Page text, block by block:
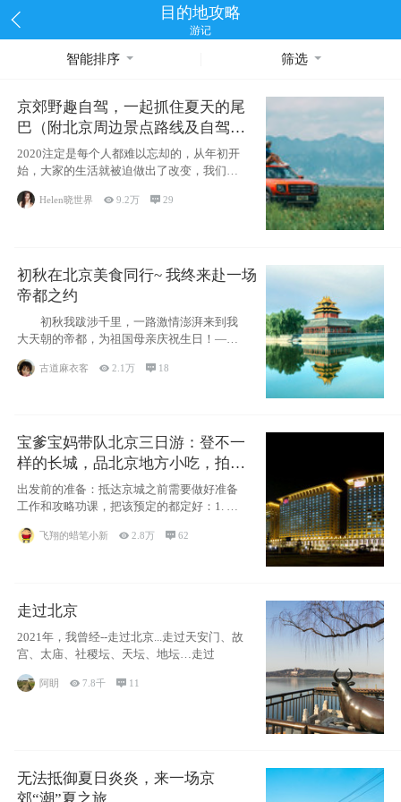
目的地攻略
游记
智能排序 筛选
京郊野趣自驾，一起抓住夏天的尾
巴（附北京周边景点路线及自驾攻
略）
2020注定是每个人都难以忘却的，从年初开
始，大家的生活就被迫做出了改变，我们也
不例外。本来双双辞职是为
Helen晓世界 9.2万 29
初秋在北京美食同行~ 我终来赴一场
帝都之约
初秋我跋涉千里，一路激情澎湃来到我
大天朝的帝都，为祖国母亲庆祝生日！——
古道麻衣客 2.1万  18
宝爹宝妈带队北京三日游：登不一
样的长城，品北京地方小吃，拍盘
古七星夜景！
出发前的准备：抵达京城之前需要做好准备
工作和攻略功课，把该预定的都定好：1. 酒
飞翔的蜡笔小新 2.8万 62
走过北京
2021年，我曾经--走过北京...走过天安门、故
宫、太庙、社稷坛、天坛、地坛…走过
阿眀 7.8千  11
无法抵御夏日炎炎，来一场京